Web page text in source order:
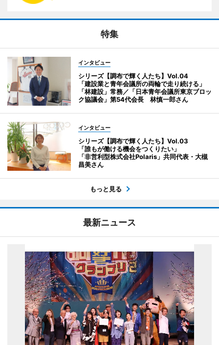
特集
インタビュー
シリーズ【調布で輝く人たち】Vol.04
「建設業と青年会議所の両輪で走り続ける」
「林建設」常務／「日本青年会議所東京ブロッ
ク協議会」第54代会長 林慎一郎さん
インタビュー
シリーズ【調布で輝く人たち】Vol.03
「誰もが働ける機会をつくりたい」
「非営利型株式会社Polaris」共同代表・大槻
昌美さん
もっと見る
最新ニュース